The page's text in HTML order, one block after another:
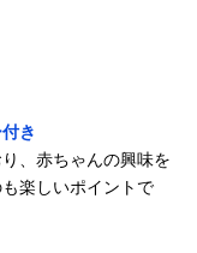
き
、赤ちゃんの興味を
楽しいポイントで